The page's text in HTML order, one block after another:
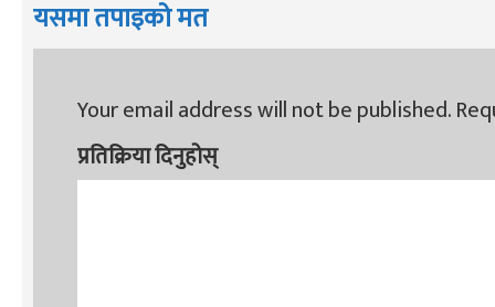
यसमा तपाइको मत
Your email address will not be published.
प्रतिक्रिया दिनुहोस्